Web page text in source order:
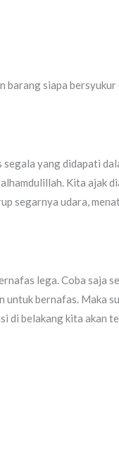
siapa
yang didapati
Kita ajak
segarnya udara,
lega. Coba saja
bernafas. Maka
belakang kita akan